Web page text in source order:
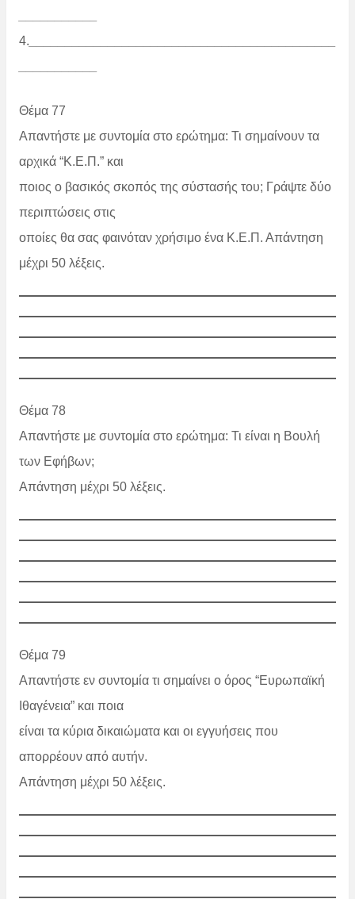
4.
Θέμα 77
Απαντήστε με συντομία στο ερώτημα: Τι σημαίνουν τα
αρχικά “Κ.Ε.Π.” και
ποιος ο βασικός σκοπός της σύστασής του; Γράψτε δύο
περιπτώσεις στις
οποίες θα σας φαινόταν χρήσιμο ένα Κ.Ε.Π. Απάντηση
μέχρι 50 λέξεις.
Θέμα 78
Απαντήστε με συντομία στο ερώτημα: Τι είναι η Βουλή
των Εφήβων;
Απάντηση μέχρι 50 λέξεις.
Θέμα 79
Απαντήστε εν συντομία τι σημαίνει ο όρος “Ευρωπαϊκή
Ιθαγένεια” και ποια
είναι τα κύρια δικαιώματα και οι εγγυήσεις που
απορρέουν από αυτήν.
Απάντηση μέχρι 50 λέξεις.